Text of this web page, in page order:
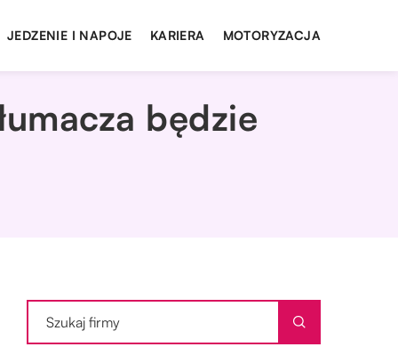
JEDZENIE I NAPOJE KARIERA MOTORYZACJA
będzie